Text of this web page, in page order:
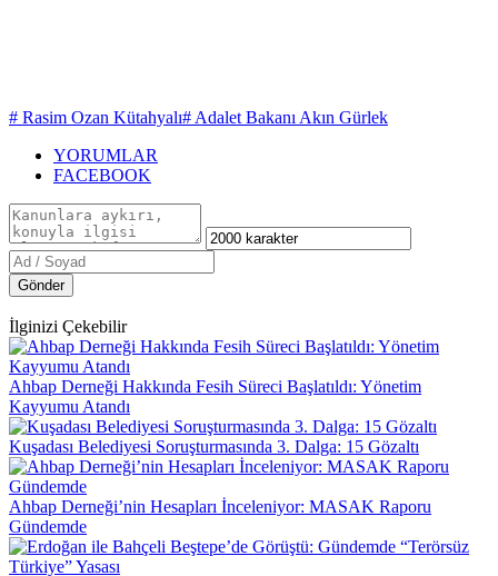
# Rasim Ozan Kütahyalı# Adalet Bakanı Akın Gürlek
YORUMLAR
FACEBOOK
Gönder
İlginizi Çekebilir
Ahbap Derneği Hakkında Fesih Süreci Başlatıldı: Yönetim
Kayyumu Atandı
Kuşadası Belediyesi Soruşturmasında 3. Dalga: 15 Gözaltı
Ahbap Derneği’nin Hesapları İnceleniyor: MASAK Raporu
Gündemde